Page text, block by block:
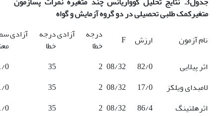
متغیرکمک طلبی تحصیلی در دو گروه آزمایش و گواه
نام آزمون
ارزش F
درجه آزادی
خطا
درجه آزادی
خطا
اثر پیلایی
82/0
08/32
2
35
0
لامبدای ویلکز
17/0
08/32
2
35
0
اثرهلتینگ
86/4
08/32
2
35
0